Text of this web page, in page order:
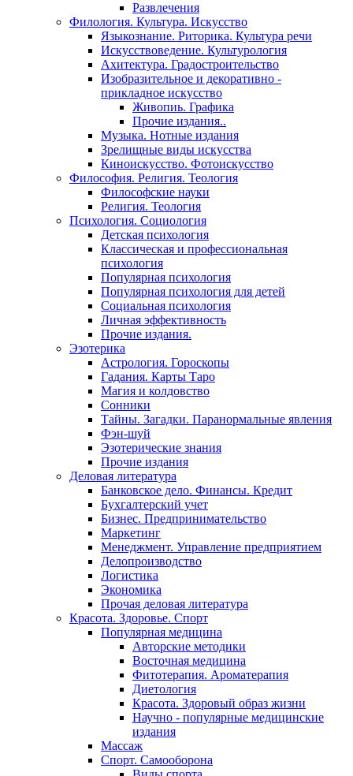
Развлечения
Филология. Культура. Искусство
Языкознание. Риторика. Культура речи
Искусствоведение. Культурология
Ахитектура. Градостроительство
Изобразительное и декоративно -
прикладное искусство
Живопиь. Графика
Прочие издания..
Музыка. Нотные издания
Зрелищные виды искусства
Киноискусство. Фотоискусство
Философия. Религия. Теология
Философские науки
Религия. Теология
Психология. Социология
Детская психология
Классическая и профессиональная
психология
Популярная психология
Популярная психология для детей
Социальная психология
Личная эффективность
Прочие издания.
Эзотерика
Астрология. Гороскопы
Гадания. Карты Таро
Магия и колдовство
Сонники
Тайны. Загадки. Паранормальные явления
Фэн-шуй
Эзотерические знания
Прочие издания
Деловая литература
Банковское дело. Финансы. Кредит
Бухгалтерский учет
Бизнес. Предпринимательство
Маркетинг
Менеджмент. Управление предприятием
Делопроизводство
Логистика
Экономика
Прочая деловая литература
Красота. Здоровье. Спорт
Популярная медицина
Авторские методики
Восточная медицина
Фитотерапия. Ароматерапия
Диетология
Красота. Здоровый образ жизни
Научно - популярные медицинские
издания
Массаж
Спорт. Самооборона